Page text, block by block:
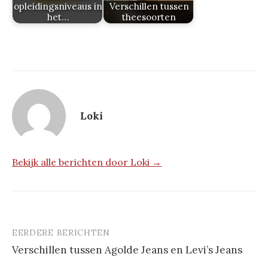
opleidingsniveaus in
het…
Verschillen tussen
theesoorten
Loki
Bekijk alle berichten door Loki →
Berichtnavigatie
EERDERE BERICHTEN
Verschillen tussen Agolde Jeans en Levi’s Jeans